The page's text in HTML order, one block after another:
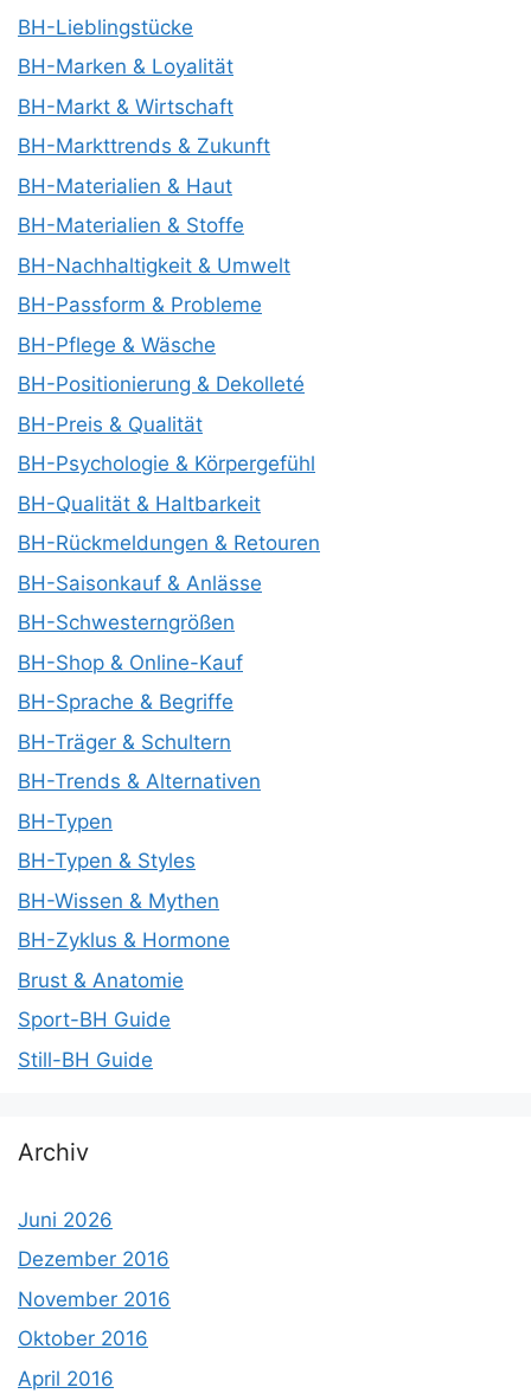
BH-Lieblingstücke
BH-Marken & Loyalität
BH-Markt & Wirtschaft
BH-Markttrends & Zukunft
BH-Materialien & Haut
BH-Materialien & Stoffe
BH-Nachhaltigkeit & Umwelt
BH-Passform & Probleme
BH-Pflege & Wäsche
BH-Positionierung & Dekolleté
BH-Preis & Qualität
BH-Psychologie & Körpergefühl
BH-Qualität & Haltbarkeit
BH-Rückmeldungen & Retouren
BH-Saisonkauf & Anlässe
BH-Schwesterngrößen
BH-Shop & Online-Kauf
BH-Sprache & Begriffe
BH-Träger & Schultern
BH-Trends & Alternativen
BH-Typen
BH-Typen & Styles
BH-Wissen & Mythen
BH-Zyklus & Hormone
Brust & Anatomie
Sport-BH Guide
Still-BH Guide
Archiv
Juni 2026
Dezember 2016
November 2016
Oktober 2016
April 2016